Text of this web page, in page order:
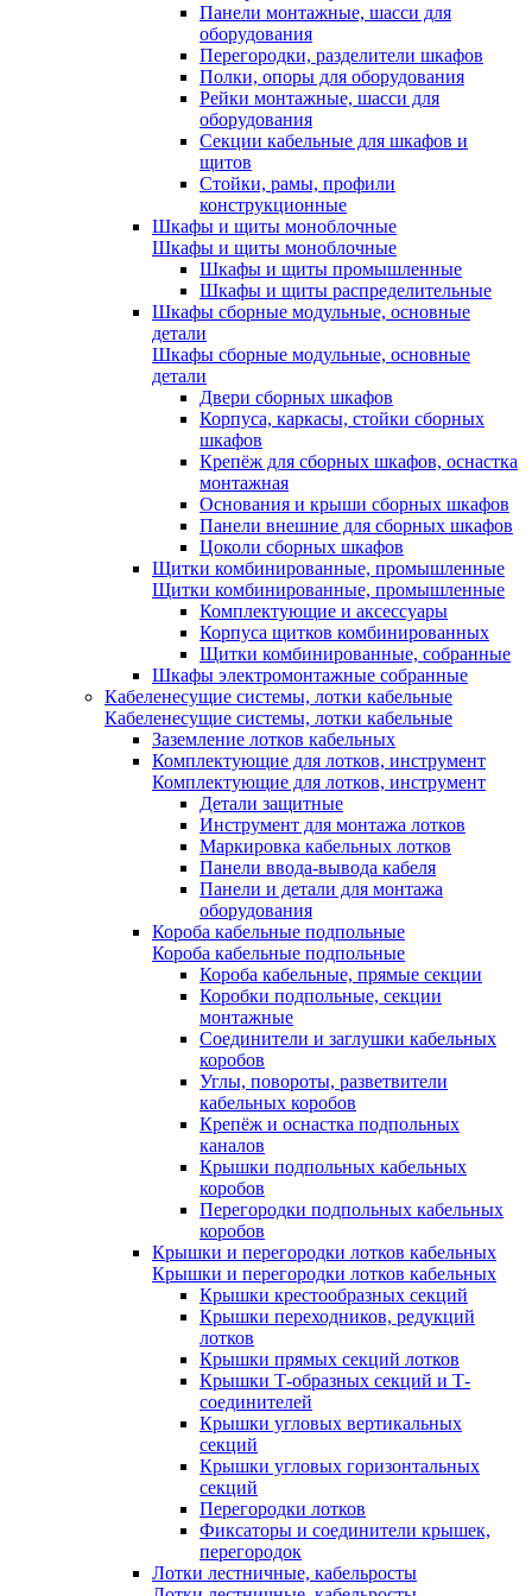
Панели монтажные, шасси для
оборудования
Перегородки, разделители шкафов
Полки, опоры для оборудования
Рейки монтажные, шасси для
оборудования
Секции кабельные для шкафов и
щитов
Стойки, рамы, профили
конструкционные
Шкафы и щиты моноблочные
Шкафы и щиты моноблочные
Шкафы и щиты промышленные
Шкафы и щиты распределительные
Шкафы сборные модульные, основные
детали
Шкафы сборные модульные, основные
детали
Двери сборных шкафов
Корпуса, каркасы, стойки сборных
шкафов
Крепёж для сборных шкафов, оснастка
монтажная
Основания и крыши сборных шкафов
Панели внешние для сборных шкафов
Цоколи сборных шкафов
Щитки комбинированные, промышленные
Щитки комбинированные, промышленные
Комплектующие и аксессуары
Корпуса щитков комбинированных
Щитки комбинированные, собранные
Шкафы электромонтажные собранные
Кабеленесущие системы, лотки кабельные
Кабеленесущие системы, лотки кабельные
Заземление лотков кабельных
Комплектующие для лотков, инструмент
Комплектующие для лотков, инструмент
Детали защитные
Инструмент для монтажа лотков
Маркировка кабельных лотков
Панели ввода-вывода кабеля
Панели и детали для монтажа
оборудования
Короба кабельные подпольные
Короба кабельные подпольные
Короба кабельные, прямые секции
Коробки подпольные, секции
монтажные
Соединители и заглушки кабельных
коробов
Углы, повороты, разветвители
кабельных коробов
Крепёж и оснастка подпольных
каналов
Крышки подпольных кабельных
коробов
Перегородки подпольных кабельных
коробов
Крышки и перегородки лотков кабельных
Крышки и перегородки лотков кабельных
Крышки крестообразных секций
Крышки переходников, редукций
лотков
Крышки прямых секций лотков
Крышки Т-образных секций и Т-
соединителей
Крышки угловых вертикальных
секций
Крышки угловых горизонтальных
секций
Перегородки лотков
Фиксаторы и соединители крышек,
перегородок
Лотки лестничные, кабельросты